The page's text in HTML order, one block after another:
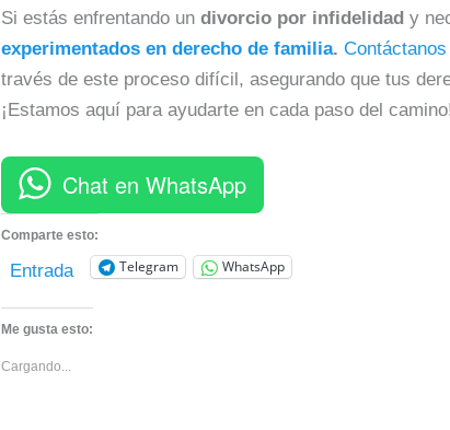
Si estás enfrentando undivorcio por infidelidad y
experimentados en derecho de familia.
través de este proceso difícil, asegurando que tus
¡Estamos aquí para ayudarte en cada paso del camino!
Chat en WhatsApp
Comparte esto:
Entrada Telegram WhatsApp
Me gusta esto:
Cargando...